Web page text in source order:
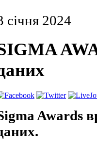
січня 2024
Awards